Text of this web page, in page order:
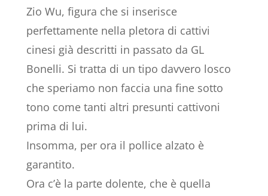
Zio Wu, figura che si inserisce
perfettamente nella pletora di cattivi
cinesi già descritti in passato da GL
Bonelli. Si tratta di un tipo davvero losco
che speriamo non faccia una fine sotto
tono come tanti altri presunti cattivoni
prima di lui.
Insomma, per ora il pollice alzato è
garantito.
Ora c’è la parte dolente, che è quella